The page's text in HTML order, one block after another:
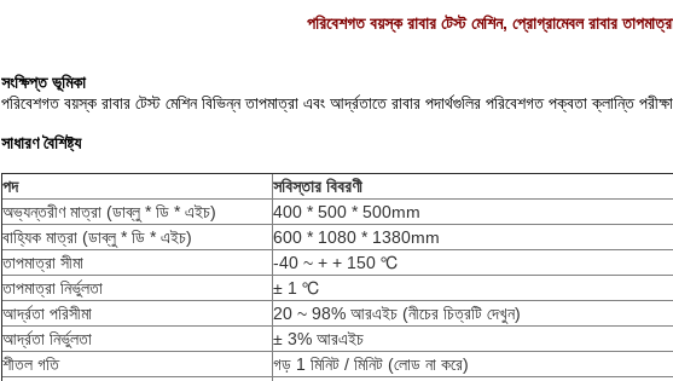
পরিবেশগত বয়স্ক রাবার টেস্ট মেশিন, প্রোগ্রামেবল রাবার
সংক্ষিপ্ত ভূমিকা
পরিবেশগত বয়স্ক রাবার টেস্ট মেশিন বিভিন্ন তাপমাত্রা এবং আর্দ্রতাতে রাবার পদার্থগুলির পরিবেশগত পক্বতা ক্লান্তি
সাধারণ বৈশিষ্ট্য
পদ
সবিস্তার বিবরণী
অভ্যন্তরীণ মাত্রা (ডাব্লু * ডি * এইচ)
400 * 500 * 500mm
বাহ্যিক মাত্রা (ডাব্লু * ডি * এইচ)
600 * 1080 * 1380mm
তাপমাত্রা সীমা
-40 ~ + + 150 ℃
তাপমাত্রা নির্ভুলতা
± 1 ℃
আর্দ্রতা পরিসীমা
20 ~ 98% আরএইচ (নীচের চিত্রটি দেখুন)
আর্দ্রতা নির্ভুলতা
± 3% আরএইচ
শীতল গতি
গড় 1 মিনিট / মিনিট (লোড না করে)